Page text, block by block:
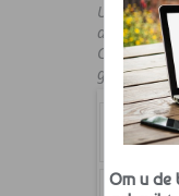
U moet
Contacteer
geen hebt.
Om u de